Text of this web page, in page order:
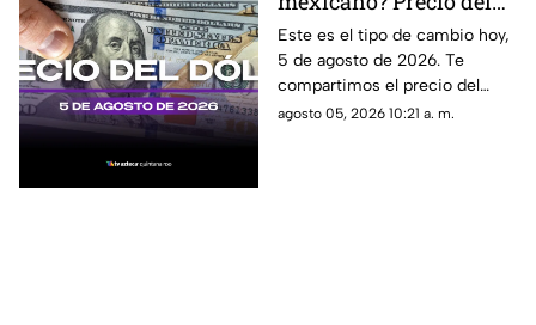
dólar estadounidense
HOY, 5 de agosto de
2026 en Cancún
Este es el tipo de cambio hoy,
5 de agosto de 2026. Te
compartimos el precio del
dólar hoy en Cancún, así como
agosto 05, 2026 10:21 a. m.